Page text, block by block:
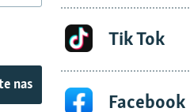
nas
Tik Tok
Facebook